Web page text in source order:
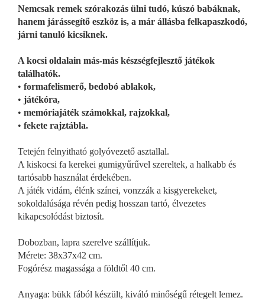
Nemcsak remek szórakozás ülni tudó, kúszó babáknak,
hanem járássegítő eszköz is, a már állásba felkapaszkodó,
járni tanuló kicsiknek.
A kocsi oldalain más-más készségfejlesztő játékok
találhatók.
• formafelismerő, bedobó ablakok,
• játékóra,
• memóriajáték számokkal, rajzokkal,
• fekete rajztábla.
Tetején felnyitható golyóvezető asztallal.
A kiskocsi fa kerekei gumigyűrűvel szereltek, a halkabb és
tartósabb használat érdekében.
A játék vidám, élénk színei, vonzzák a kisgyerekeket,
sokoldalúsága révén pedig hosszan tartó, élvezetes
kikapcsolódást biztosít.
Dobozban, lapra szerelve szállítjuk.
Mérete: 38x37x42 cm.
Fogórész magassága a földtől 40 cm.
Anyaga: bükk fából készült, kiváló minőségű rétegelt lemez.